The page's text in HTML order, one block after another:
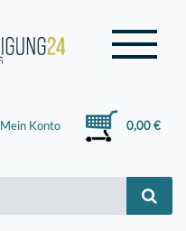
Mein Konto 0,00 €